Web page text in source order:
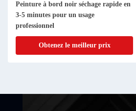
Peinture à bord noir séchage rapide en
3-5 minutes pour un usage
professionnel
Obtenez le meilleur prix